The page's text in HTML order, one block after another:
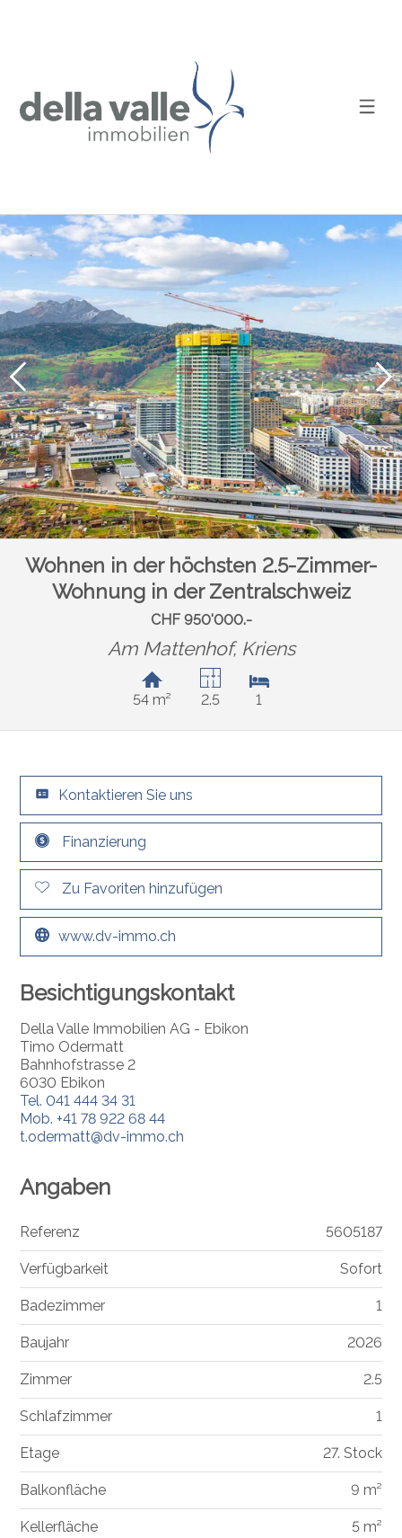
Wohnen in der höchsten 2.5-Zimmer-
Wohnung in der Zentralschweiz
CHF 950'000.-
Am Mattenhof, Kriens
54 m² 2.5 1
Kontaktieren Sie uns
Finanzierung
Zu Favoriten hinzufügen
www.dv-immo.ch
Besichtigungskontakt
Della Valle Immobilien AG - Ebikon
Timo Odermatt
Bahnhofstrasse 2
6030 Ebikon
Tel.041 444 34 31
Mob. +41 78 922 68 44
t.odermatt@dv-immo.ch
Angaben
Referenz 5605187
Verfügbarkeit Sofort
Badezimmer 1
Baujahr 2026
Zimmer 2.5
Schlafzimmer 1
Etage 27. Stock
Balkonfläche 9 m²
Kellerfläche 5 m²